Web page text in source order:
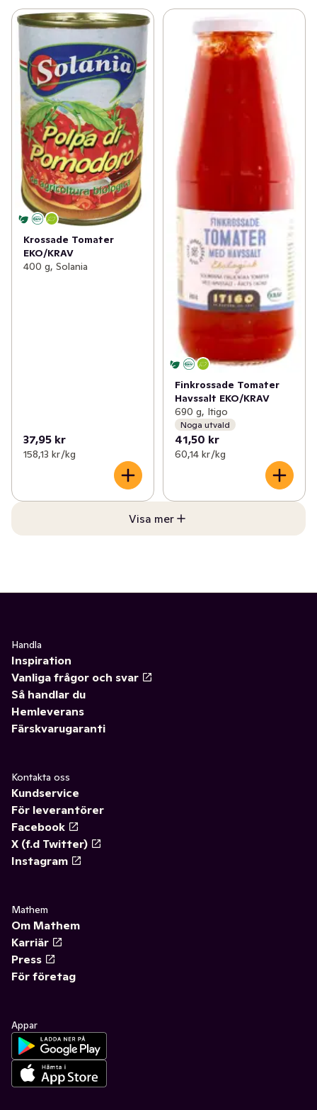
Krossade Tomater
EKO/KRAV
400 g, Solania
37,95 kr
158,13 kr /kg
Finkrossade Tomater
Havssalt EKO/KRAV
690 g, Itigo
Noga utvald
41,50 kr
60,14 kr /kg
Visa mer
Handla
Inspiration
Vanliga frågor och svar
Så handlar du
Hemleverans
Färskvarugaranti
Kontakta oss
Kundservice
För leverantörer
Facebook
X (f.d Twitter)
Instagram
Mathem
Om Mathem
Karriär
Press
För företag
Appar